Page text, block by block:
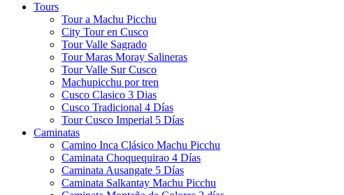
Tours
Tour a Machu Picchu
City Tour en Cusco
Tour Valle Sagrado
Tour Maras Moray Salineras
Tour Valle Sur Cusco
Machupicchu por tren
Cusco Clasico 3 Dias
Cusco Tradicional 4 Días
Tour Cusco Imperial 5 Días
Caminatas
Camino Inca Clásico Machu Picchu
Caminata Choquequirao 4 Días
Caminata Ausangate 5 Días
Caminata Salkantay Machu Picchu